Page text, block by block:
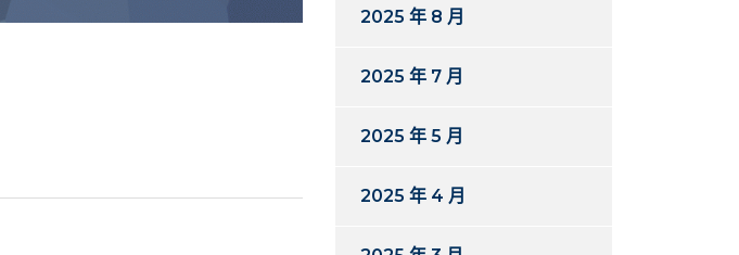
2025 年 8 月
2025 年 7 月
2025 年 5 月
2025 年 4 月